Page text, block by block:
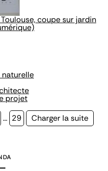
coupe sur jardin
naturelle
projet
… Page
29
Page
Charger la suite